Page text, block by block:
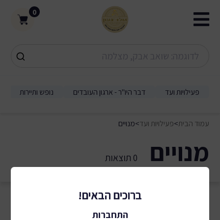
0
נופש ותיירות פעילויות ועד דבר היו"ר - ארגון העובדים
ברוכים הבאים!
התחברות
עמוד הבית>פעילויות ועד>מנויים
מנויים 0 תוצאות